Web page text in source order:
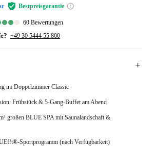
Bestpreisgarantie
60 Bewertungen
+49 30 5444 55 800
im Doppelzimmer Classic
Frühstück & 5-Gang-Buffet am Abend
großen BLUE SPA mit Saunalandschaft &
Sportprogramm (nach Verfügbarkeit)